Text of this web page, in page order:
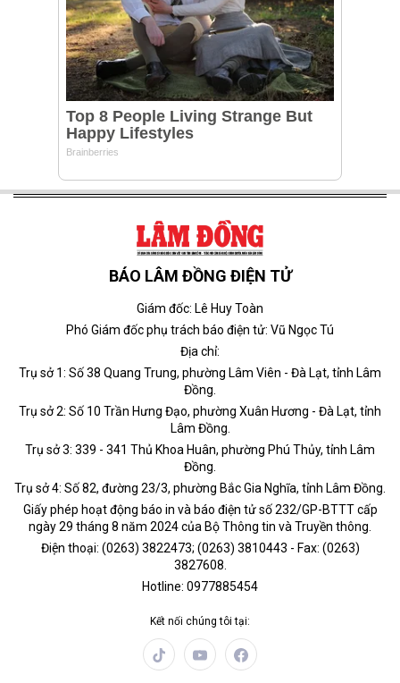
BÁO LÂM ĐỒNG ĐIỆN TỬ
Giám đốc: Lê Huy Toàn
Phó Giám đốc phụ trách báo điện tử: Vũ Ngọc Tú
Địa chỉ:
Trụ sở 1: Số 38 Quang Trung, phường Lâm Viên - Đà Lạt, tỉnh Lâm
Đồng.
Trụ sở 2: Số 10 Trần Hưng Đạo, phường Xuân Hương - Đà Lạt, tỉnh
Lâm Đồng.
Trụ sở 3: 339 - 341 Thủ Khoa Huân, phường Phú Thủy, tỉnh Lâm
Đồng.
Trụ sở 4: Số 82, đường 23/3, phường Bắc Gia Nghĩa, tỉnh Lâm Đồng.
Giấy phép hoạt động báo in và báo điện tử số 232/GP-BTTT cấp
ngày 29 tháng 8 năm 2024 của Bộ Thông tin và Truyền thông.
Điện thoại: (0263) 3822473; (0263) 3810443 - Fax: (0263)
3827608.
Hotline: 0977885454
Kết nối chúng tôi tại: